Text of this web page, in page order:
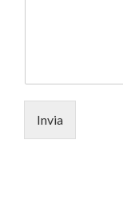
Invia